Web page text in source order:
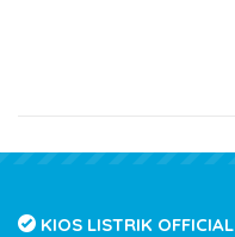
KIOS LISTRIK OFFICIAL